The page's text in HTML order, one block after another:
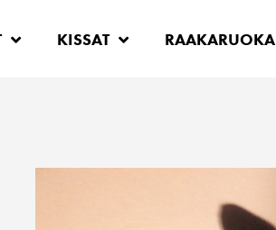
KISSAT RAAKARUOKA